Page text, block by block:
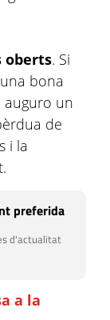
oberts. Si
bona
auguro un
de
i la
preferida
d'actualitat
a la